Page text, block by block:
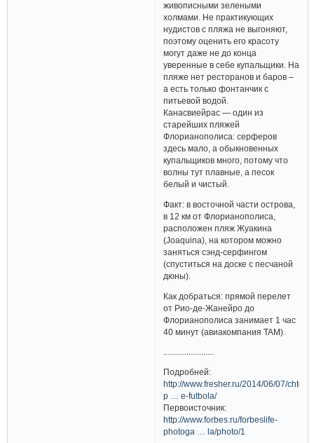
живописными зелеными
холмами. Не практикующих
нудистов с пляжа не выгоняют,
поэтому оценить его красоту
могут даже не до конца
уверенные в себе купальщики. На
пляже нет ресторанов и баров –
а есть только фонтанчик с
питьевой водой.
Канасвиейрас — один из
старейших пляжей
Флорианополиса: серферов
здесь мало, а обыкновенных
купальщиков много, потому что
волны тут плавные, а песок
белый и чистый.
Факт: в восточной части острова,
в 12 км от Флорианополиса,
расположен пляж Жуакина
(Joaquina), на котором можно
заняться сэнд-серфингом
(спуститься на доске с песчаной
дюны).
Как добраться: прямой перелет
от Рио-де-Жанейро до
Флорианополиса занимает 1 час
40 минут (авиакомпания TAM).
Подробней:
http://www.fresher.ru/2014/06/07/chto-
p … e-futbola/
Первоисточник:
http://www.forbes.ru/forbeslife-
photoga … la/photo/1